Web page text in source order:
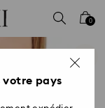
0
votre pays